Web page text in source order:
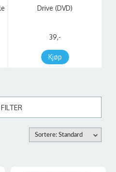
Drive (DVD)
39,-
Kjøp
FILTER
Sortere: Standard